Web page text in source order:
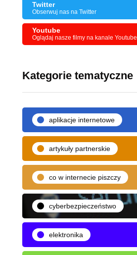
Twitter
Obserwuj nas na Twitter
Youtube
Oglądaj nasze filmy na kanale Youtube
Kategorie tematyczne
aplikacje internetowe
artykuły partnerskie
co w internecie piszczy
cyberbezpieczeństwo
elektronika